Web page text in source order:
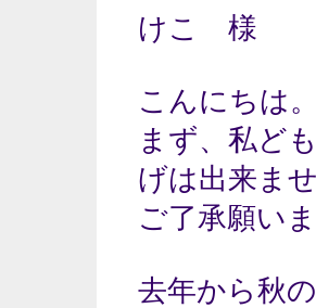
けこ 様
こんにちは
まず、私ど
げは出来ま
ご了承願い
去年から秋